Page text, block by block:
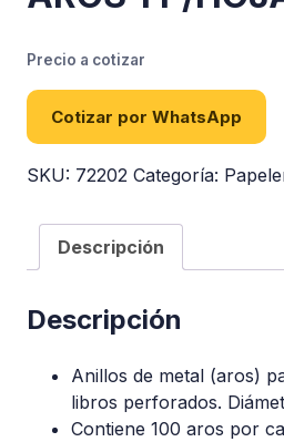
Precio a cotizar
Cotizar por WhatsApp
SKU: 72202 Categoría:
Descripción
Descripción
Anillos de metal (aros)
libros perforados.
Contiene 100 aros por